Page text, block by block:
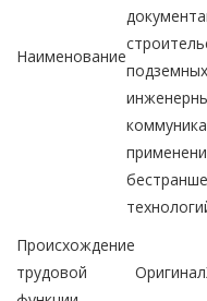
Наименование
подземных
Происхождение
трудовой
Оригинал